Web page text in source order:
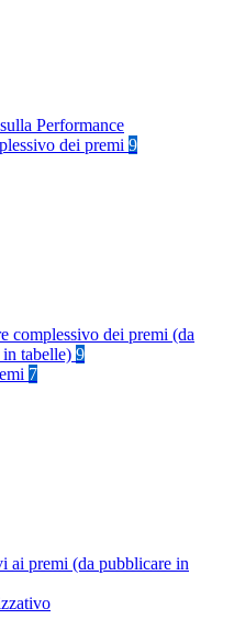
Performance
dei premi 9
complessivo dei premi (da
tabelle) 9
7
ai premi (da pubblicare in